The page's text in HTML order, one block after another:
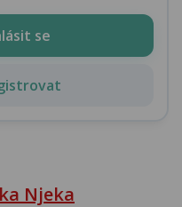
se
Njeka